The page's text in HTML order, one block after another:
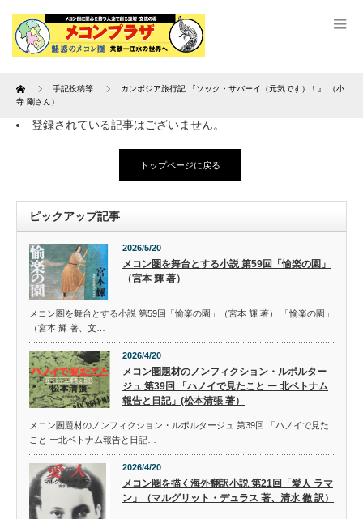
Home 手記投稿等
カンボジア旅行記 『ソック・サバーイ（元気です）！』 （小
寺 剛さん）
登録されている記事はございません。
トップページに戻る
ピックアップ記事
2026/5/20
メコン圏を舞台とする小説 第59回「愉楽の園」
（宮本 輝 著）
メコン圏を舞台とする小説 第59回「愉楽の園」（宮本 輝 著） 「愉楽の園」
（宮本 輝 著、文…
2026/4/20
メコン圏題材のノンフィクション・ルポルター
ジュ 第39回 「ハノイで見たこと ー 北ベトナム
報告と日記」(松本清張 著）
メコン圏題材のノンフィクション・ルポルタージュ 第39回 「ハノイで見た
こと ー北ベトナム報告と日記…
2026/4/20
メコン圏を描く海外翻訳小説 第21回「愛人 ラマ
ン」（マルグリット・デュラス 著、清水 徹 訳）